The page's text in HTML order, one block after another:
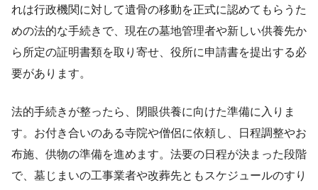
れは行政機関に対して遺骨の移動を正式に認めてもらうた
めの法的な手続きで、現在の墓地管理者や新しい供養先か
ら所定の証明書類を取り寄せ、役所に申請書を提出する必
要があります。
法的手続きが整ったら、閉眼供養に向けた準備に入りま
す。お付き合いのある寺院や僧侶に依頼し、日程調整やお
布施、供物の準備を進めます。法要の日程が決まった段階
で、墓じまいの工事業者や改葬先ともスケジュールのすり